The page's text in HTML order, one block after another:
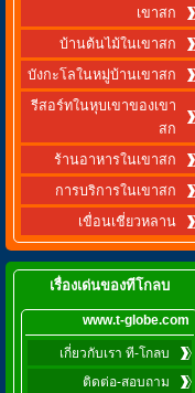
เขาสก
บ้านต้นไม้ในเขาสก
บังกะโลในหมู่บ้านเขาสก
รีสอร์ทในหุบเขาของเขา
สก
ร้านอาหารในเขาสก
การบริการในเขาสก
เขื่อนเชี่ยวหลาน
เรื่องเด่นของทีโกลบ
www.t-globe.com
เกี่ยวกับเรา ที-โกลบ
ติดต่อ-สอบถาม